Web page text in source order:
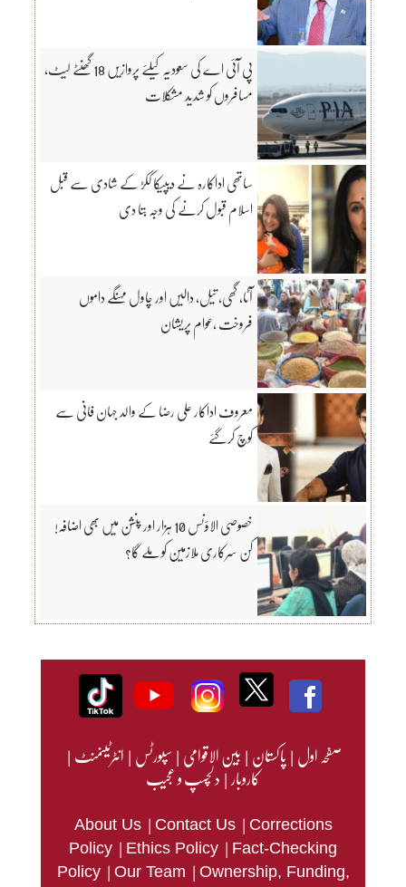
پی آئی اے کی سعودیہ کیلئے پروازیں 18 گھنٹے لیٹ،
مسافروں کو شدید مشکلات
ساتھی اداکارہ نے دیپیکا ککڑ کے شادی سے قبل
اسلام قبول کرنے کی وجہ بتا دی
آٹا، گھی، تیل، دالیں اور چاول مہنگے داموں
فروخت ،عوام پریشان
معروف اداکار علی رضا کے والد جہان فانی سے
کوچ کرگئے
خصوصی الاؤنس 10 ہزار اور پنشن میں بھی اضافہ!
کن سرکاری ملازمین کو ملے گا؟
صفحہ اول|پاکستان|بین الاقوامی|سپورٹس|انٹرٹینمنٹ|
کاروبار|دلچسپ و عجیب
About Us | Contact Us | Corrections
Policy | Ethics Policy | Fact-Checking
Policy | Our Team | Ownership, Funding,